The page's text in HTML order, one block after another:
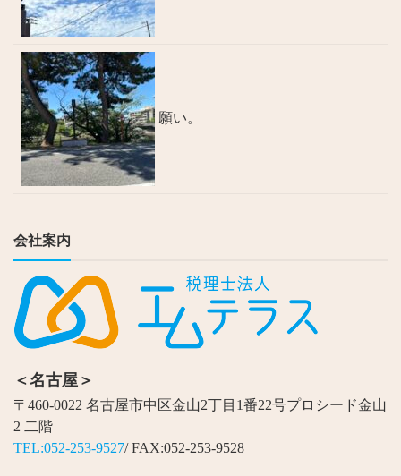
願い。
会社案内
＜名古屋＞
〒460-0022 名古屋市中区金山2丁目1番22号プロシード金山
2 二階
TEL:052-253-9527/ FAX:052-253-9528